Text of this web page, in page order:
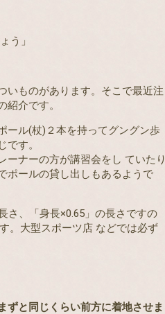
う」
いものがあります。そこで最近注
介です。
ール(杖)２本を持ってグングン歩
す。
ーナーの方が講習会をし ていたり
ポールの貸し出しもあるようで
さ、「身長×0.65」の長さですの
。大型スポーツ店 などでは必ず
と同じくらい前方に着地させま